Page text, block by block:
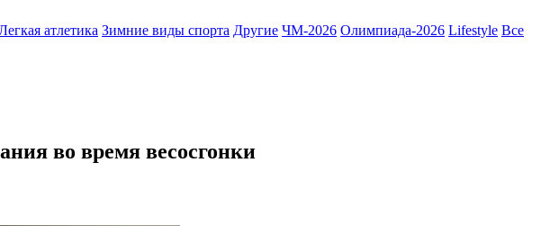
атлетика Зимние виды спорта Другие ЧМ-2026 Олимпиада-2026 Lifestyle Все
во время весосгонки